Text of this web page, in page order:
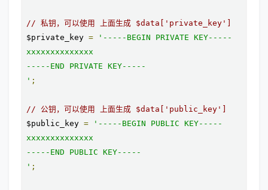
// 私钥，可以使用 上面生成 $data['private_key']
$private_key =
'-----BEGIN PRIVATE KEY-----
xxxxxxxxxxxxxx
-----END PRIVATE KEY-----
' ;
// 公钥，可以使用 上面生成 $data['public_key']
$public_key =
'-----BEGIN PUBLIC KEY-----
xxxxxxxxxxxxxx
-----END PUBLIC KEY-----
' ;